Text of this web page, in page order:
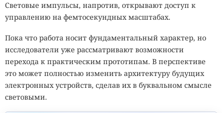
Световые импульсы, напротив, открывают доступ к
управлению на фемтосекундных масштабах.
Пока что работа носит фундаментальный характер, но
исследователи уже рассматривают возможности
перехода к практическим прототипам. В перспективе
это может полностью изменить архитектуру будущих
электронных устройств, сделав их в буквальном смысле
световыми.